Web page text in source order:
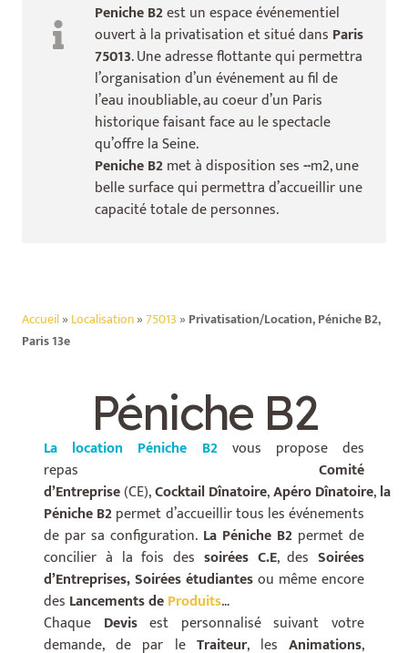
Peniche B2est un espace événementiel
ouvert à la privatisation et situé dans Paris
75013. Une adresse flottante qui permettra
l’organisation d’un événement au fil de
l’eau inoubliable, au coeur d’un Paris
historique faisant face au le spectacle
qu’offre la Seine.
Peniche B2met à disposition ses--m2, une
belle surface qui permettra d’accueillir une
capacité totale depersonnes.
Accueil» Localisation»75013 » Privatisation/Location, Péniche B2,
Paris 13e
Péniche B2
La location Péniche B2vous propose des
repas Comité
d’Entreprise(CE),CocktailDînatoire,ApéroDînatoire,la
Péniche B2permet d’accueillir tous les événements
de par sa configuration. La Péniche B2 permet de
concilier à la fois des soirées C.E, des Soirées
d’Entreprises, Soirées étudiantesou même encore
des Lancements deProduits…
Chaque Devisest personnalisé suivant votre
demande, de par le Traiteur, les Animations,